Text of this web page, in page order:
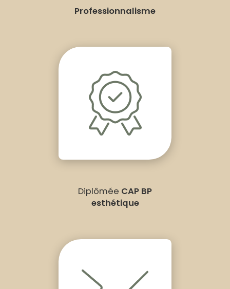
Professionnalisme
Diplômée CAP BP
esthétique